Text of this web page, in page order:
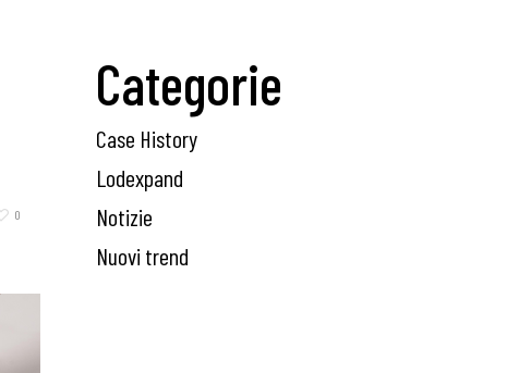
0
Categorie
Case History
Lodexpand
Notizie
Nuovi trend